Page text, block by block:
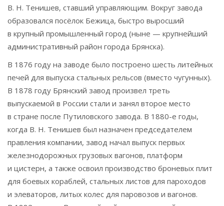
В. Н. Тенишев, ставший управляющим. Вокруг завода
образовался посёлок Бежица, быстро выросший
в крупный промышленный город (ныне — крупнейший
административный район города Брянска).
В 1876 году на заводе было построено шесть литейных
печей для выпуска стальных рельсов (вместо чугунных).
В 1878 году Брянский завод произвел треть
выпускаемой в России стали и занял второе место
в стране после Путиловского завода. В 1880-е годы,
когда В. Н. Тенишев был назначен председателем
правления компании, завод начал выпуск первых
железнодорожных грузовых вагонов, платформ
и цистерн, а также освоил производство броневых плит
для боевых кораблей, стальных листов для пароходов
и элеваторов, литых колес для паровозов и вагонов.